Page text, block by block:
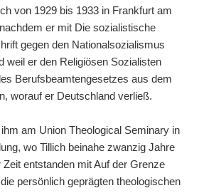
von 1929 bis 1933 in Frankfurt am
er mit Die sozialistische
gegen den Nationalsozialismus
weil er den Religiösen Sozialisten
Berufsbeamtengesetzes aus dem
worauf er Deutschland verließ.
am Union Theological Seminary in
wo Tillich beinahe zwanzig Jahre
Zeit entstanden mit Auf der Grenze
persönlich geprägten theologischen